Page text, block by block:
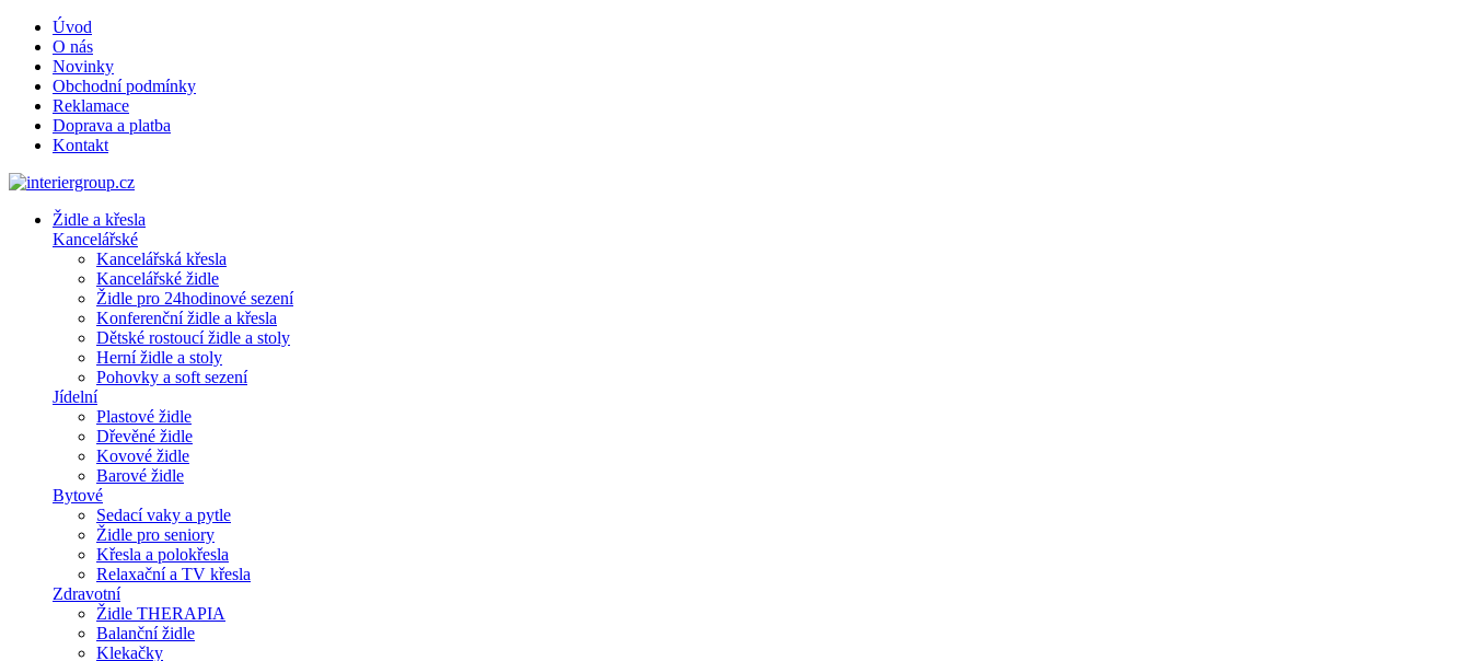
Úvod
O nás
Novinky
Obchodní podmínky
Reklamace
Doprava a platba
Kontakt
Židle a křesla
Kancelářské
Kancelářská křesla
Kancelářské židle
Židle pro 24hodinové sezení
Konferenční židle a křesla
Dětské rostoucí židle a stoly
Herní židle a stoly
Pohovky a soft sezení
Jídelní
Plastové židle
Dřevěné židle
Kovové židle
Barové židle
Bytové
Sedací vaky a pytle
Židle pro seniory
Křesla a polokřesla
Relaxační a TV křesla
Zdravotní
Židle THERAPIA
Balanční židle
Klekačky